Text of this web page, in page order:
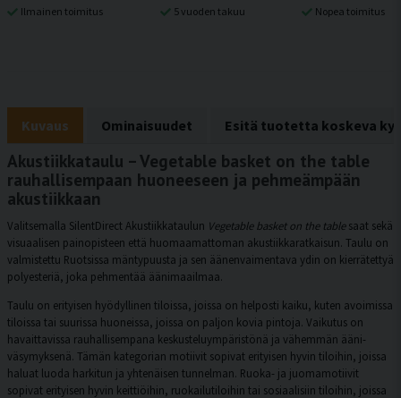
Ilmainen toimitus 5 vuoden takuu Nopea toimitus
Kuvaus Ominaisuudet Esitä tuotetta koskeva
Akustiikkataulu – Vegetable basket on the table
rauhallisempaan huoneeseen ja pehmeämpään
akustiikkaan
Valitsemalla SilentDirect Akustiikkataulun Vegetable basket on the tablesaat sekä
visuaalisen painopisteen että huomaamattoman akustiikkaratkaisun. Taulu on
valmistettu Ruotsissa mäntypuusta ja sen äänenvaimentava ydin on kierrätettyä
polyesteriä, joka pehmentää äänimaailmaa.
Taulu on erityisen hyödyllinen tiloissa, joissa on helposti kaiku, kuten avoimissa
tiloissa tai suurissa huoneissa, joissa on paljon kovia pintoja. Vaikutus on
havaittavissa rauhallisempana keskusteluympäristönä ja vähemmän ääni-
väsymyksenä. Tämän kategorian motiivit sopivat erityisen hyvin tiloihin, joissa
haluat luoda harkitun ja yhtenäisen tunnelman. Ruoka- ja juomamotiivit
sopivat erityisen hyvin keittiöihin, ruokailutiloihin tai sosiaalisiin tiloihin, joissa